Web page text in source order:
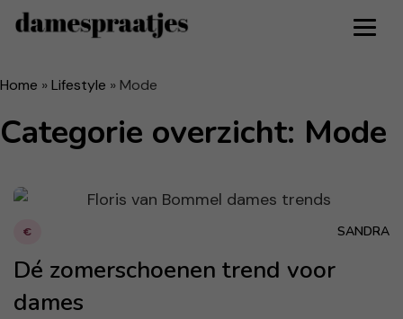
Home »Lifestyle »Mode
Categorie overzicht: Mode
€ SANDRA
Dé zomerschoenen trend voor
dames